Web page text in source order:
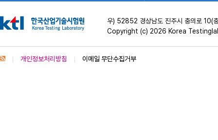
우) 52852 경상남도 진주시 충의로 10(
Copyright (c) 2026 Korea
개인정보처리방침 이메일 무단수집거부